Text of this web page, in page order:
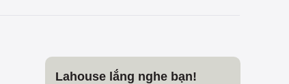
Lahouse lắng nghe bạn!